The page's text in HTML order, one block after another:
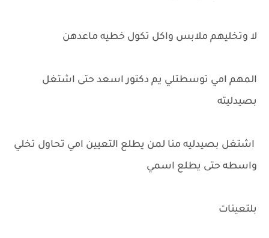
لا وتخليهم ملابس واكل تكول خطيه ماعدهن
المهم امي توسطتلي يم دكتور اسعد حتى اشتغل
بصيدليته
اشتغل بصيدليه منا لمن يطلع التعيين امي تحاول تخلي
واسطه حتى يطلع اسمي
بلتعينات